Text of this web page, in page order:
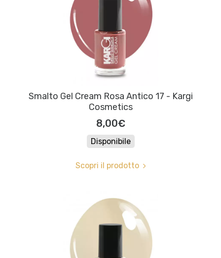
Smalto Gel Cream Rosa Antico 17 - Kargi
Cosmetics
8,00€
Disponibile
Scopri il prodotto